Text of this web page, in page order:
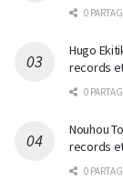
0
Hugo
records
0
Nouhou
records
0